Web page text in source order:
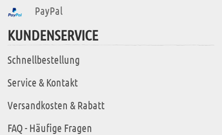
PayPal
KUNDENSERVICE
Schnellbestellung
Service & Kontakt
Versandkosten & Rabatt
FAQ - Häufige Fragen